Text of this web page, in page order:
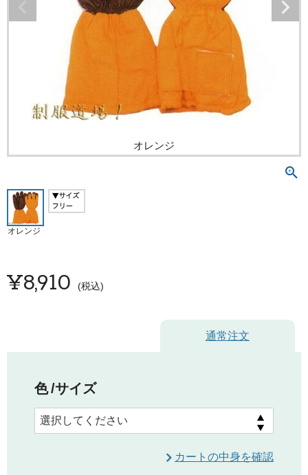
オレンジ
オレンジ
¥8,910 税込
通常注文
色 サイズ
カートの中身を確認